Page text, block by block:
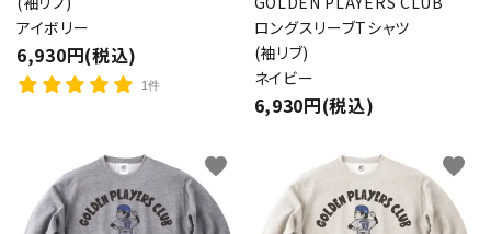
アイボリー
6,930円(税込)
1件
ロングスリーブTシャツ
(袖リブ)
ネイビー
6,930円(税込)
favorite favorite